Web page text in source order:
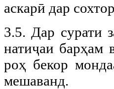
аскарӣ дар
3.5. Дар сурати
натиҷаи барҳам
роҳ бекор
мешаванд.